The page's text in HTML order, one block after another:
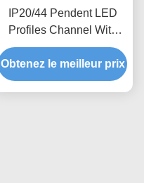
IP20/44 Pendent LED
Profiles Channel With
Black White Silver Color
For Architecture Home
Linear Lighting System
Obtenez le meilleur prix